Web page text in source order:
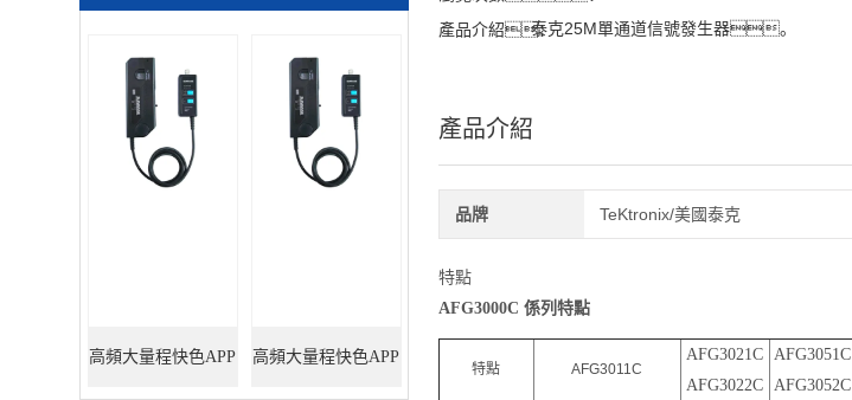
高頻大量程快色APP 高頻大量程快色APP
產品介紹：泰克25M單通道信號發生器。
產品介紹
品牌 TeKtronix/美國泰克
特點
AFG3000C 係列特點
特點 AFG3011C
AFG3021C
AFG3022C
AFG3051C
AFG3052C